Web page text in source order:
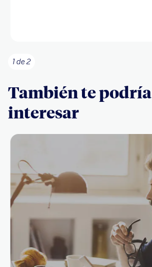
1 de 2
También te podría
interesar